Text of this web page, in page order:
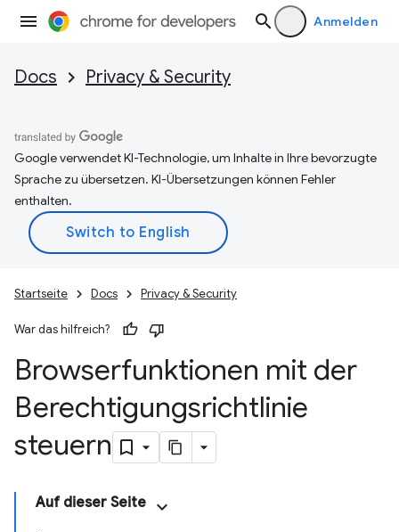
Anmelden
Docs Privacy & Security
Google verwendet KI-Technologie, um Inhalte in Ihre bevorzugte
Sprache zu übersetzen. KI-Übersetzungen können Fehler
enthalten.
Startseite Docs Privacy & Security
War das hilfreich?
Browserfunktionen mit der
Berechtigungsrichtlinie
steuern
Auf dieser Seite